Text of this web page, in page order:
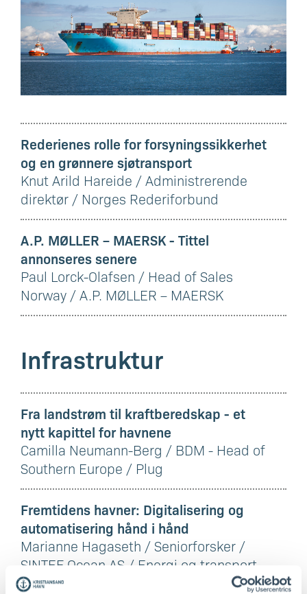
Rederienes rolle for forsyningssikkerhet
og en grønnere sjøtransport
Knut Arild Hareide / Administrerende
direktør / Norges Rederiforbund
A.P. MØLLER – MAERSK - Tittel
annonseres senere
Paul Lorck-Olafsen / Head of Sales
Norway / A.P. MØLLER – MAERSK
Infrastruktur
Fra landstrøm til kraftberedskap - et
nytt kapittel for havnene
Camilla Neumann-Berg / BDM - Head of
Southern Europe / Plug
Fremtidens havner: Digitalisering og
automatisering hånd i hånd
Marianne Hagaseth / Seniorforsker /
SINTEF Ocean AS / Energi og transport